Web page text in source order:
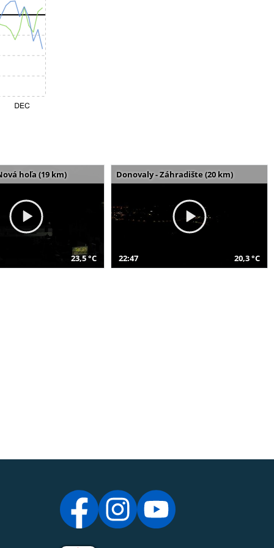
hoľa (19 km)
23,5 °C
Donovaly - Záhradište (20 km)
22:47 20,3 °C